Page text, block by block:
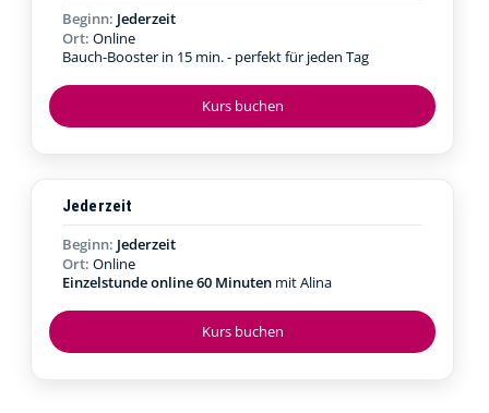
Kurs buchen
Beginn: Jederzeit
Ort: Online
Bauch-Booster in 15 min. - perfekt für jeden Tag
Kurs buchen
Jederzeit
Beginn: Jederzeit
Ort: Online
Einzelstunde online 60 Minuten mit Alina